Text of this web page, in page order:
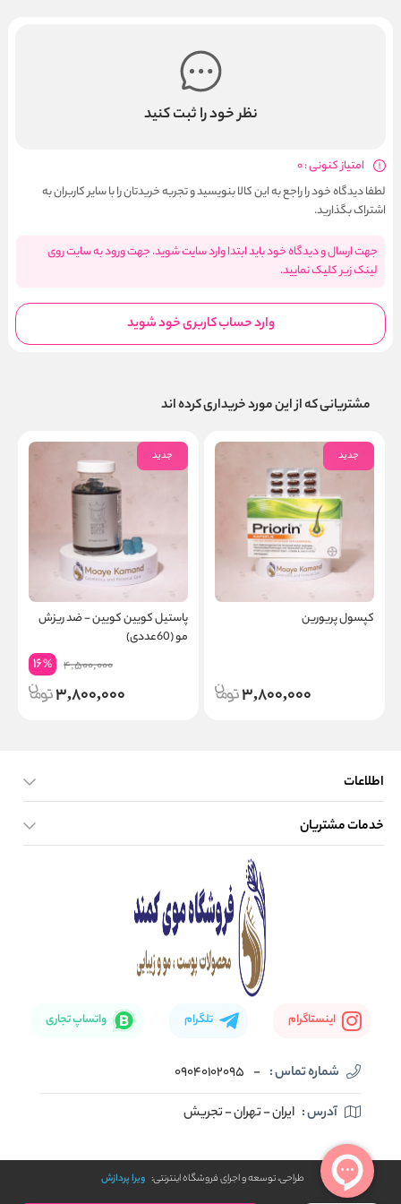
نظر خود را ثبت کنید
امتیاز کنونی : 0
لطفا دیدگاه خود را راجع به این کالا بنویسید و تجربه خریدتان را با سایر کاربران به
اشتراک بگذارید.
جهت ارسال و دیدگاه خود باید ابتدا وارد سایت شوید. جهت ورود به سایت روی
لینک زیر کلیک نمایید.
وارد حساب کاربری خود شوید
مشتریانی که از این مورد خریداری کرده اند
جدید
کپسول پریورین
3,800,000
جدید
پاستیل کویین کویین - ضد ریزش
مو (60عددی)
4,500,000
16%
3,800,000
اطلاعات
صفحه اصلی
خدمات مشتریان
اینستاگرام تلگرام واتساپ تجاری
شماره تماس : -
09040102095
آدرس : ایران - تهران - تجریش
طراحی، توسعه و اجرای فروشگاه اینترنتی: ویرا پردازش